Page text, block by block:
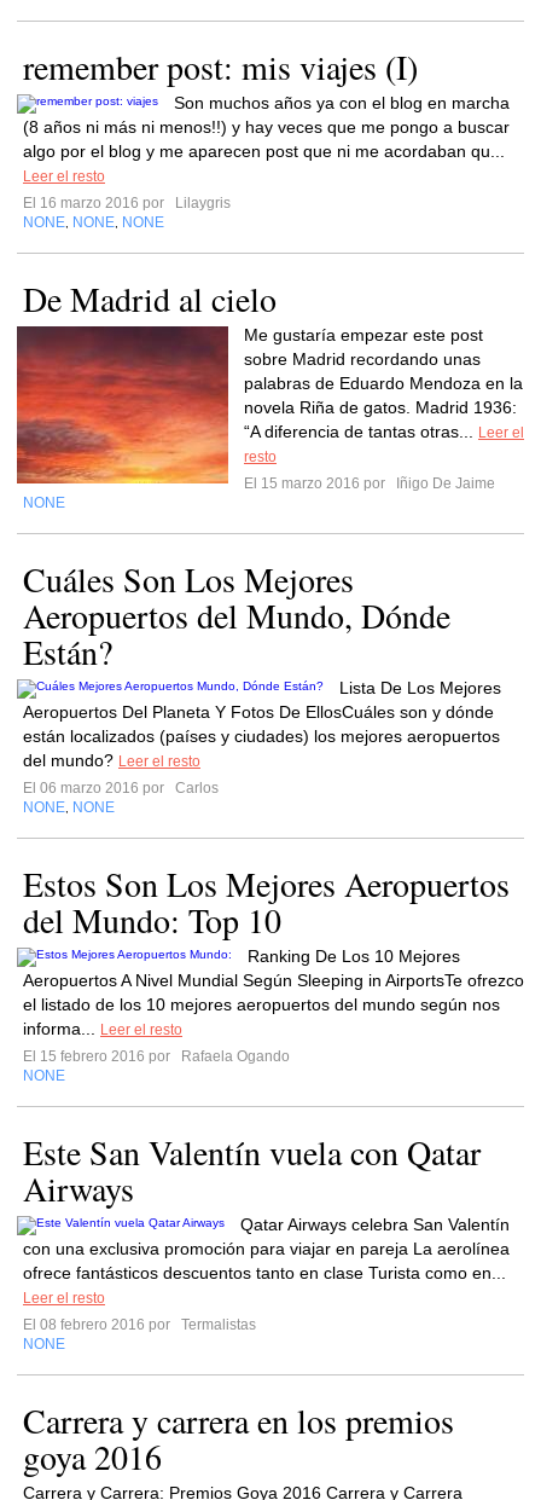
remember post: mis viajes (I)
Son muchos años ya con el blog en marcha
(8 años ni más ni menos!!) y hay veces que me pongo a buscar
algo por el blog y me aparecen post que ni me acordaban qu...
Leer el resto
El 16 marzo 2016 por
Lilaygris
NONE NONE NONE
De Madrid al cielo
Me gustaría empezar este post
sobre Madrid recordando unas
palabras de Eduardo Mendoza en la
novela Riña de gatos. Madrid 1936:
“A diferencia de tantas otras...
Leer el
resto
El 15 marzo 2016 por
Iñigo De Jaime
NONE
Cuáles Son Los Mejores
Aeropuertos del Mundo, Dónde
Están?
Lista De Los Mejores
Aeropuertos Del Planeta Y Fotos De EllosCuáles son y dónde
están localizados (países y ciudades) los mejores aeropuertos
del mundo? Leer el resto
El 06 marzo 2016 por
Carlos
NONE NONE
Estos Son Los Mejores Aeropuertos
del Mundo: Top 10
Ranking De Los 10 Mejores
Aeropuertos A Nivel Mundial Según Sleeping in AirportsTe ofrezco
el listado de los 10 mejores aeropuertos del mundo según nos
informa...
Leer el resto
El 15 febrero 2016 por
Rafaela Ogando
NONE
Este San Valentín vuela con Qatar
Airways
Qatar Airways celebra San Valentín
con una exclusiva promoción para viajar en pareja La aerolínea
ofrece fantásticos descuentos tanto en clase Turista como en...
Leer el resto
El 08 febrero 2016 por
Termalistas
NONE
Carrera y carrera en los premios
goya 2016
Carrera y Carrera: Premios Goya 2016 Carrera y Carrera